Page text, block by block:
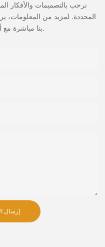
نرحب بالتصميمات والأفكار
المحددة. لمزيد من المعلومات،
بنا مباشرة مع أسئلة أو استفسارات.
إرسال